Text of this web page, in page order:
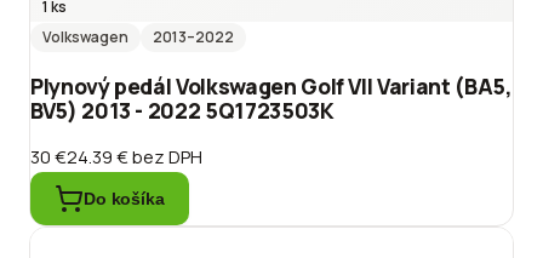
1 ks
Volkswagen
2013–2022
Plynový pedál Volkswagen Golf VII Variant (BA5,
BV5) 2013 - 2022 5Q1723503K
30 €24.39 €bez DPH
Do košíka